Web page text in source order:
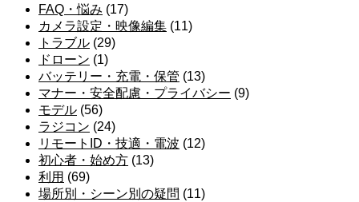
FAQ・悩み (17)
カメラ設定・映像編集 (11)
トラブル (29)
ドローン (1)
バッテリー・充電・保管 (13)
マナー・安全配慮・プライバシー (9)
モデル (56)
ラジコン (24)
リモートID・技適・電波 (12)
初心者・始め方 (13)
利用 (69)
場所別・シーン別の疑問 (11)